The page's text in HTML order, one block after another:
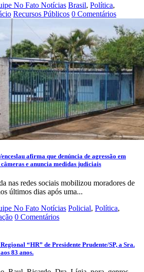
No Fato Notícias Brasil, Política,
Recursos Públicos 0 Comentários
afirma que denúncia de agressão em
e anuncia medidas judiciais
nas redes sociais mobilizou moradores de
últimos dias após uma...
No Fato Notícias Policial, Política,
0 Comentários
“HR” de Presidente Prudente/SP, a Sra.
83 anos.